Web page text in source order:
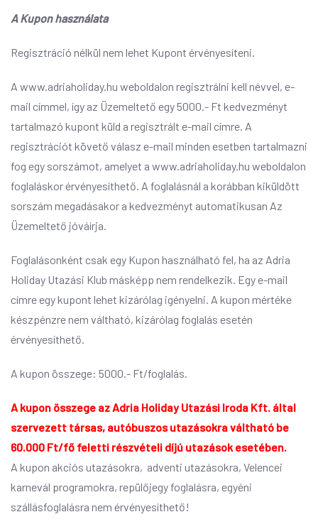
A Kupon használata
Regisztráció nélkül nem lehet Kupont érvényesíteni.
A www.adriaholiday.hu weboldalon regisztrálni kell névvel, e-
mail címmel, így az Üzemeltető egy 5000.- Ft kedvezményt
tartalmazó kupont küld a regisztrált e-mail címre. A
regisztrációt követő válasz e-mail minden esetben tartalmazni
fog egy sorszámot, amelyet a www.adriaholiday.hu weboldalon
foglaláskor érvényesíthető. A foglalásnál a korábban kiküldött
sorszám megadásakor a kedvezményt automatikusan Az
Üzemeltető jóváírja.
Foglalásonként csak egy Kupon használható fel, ha az Adria
Holiday Utazási Klub másképp nem rendelkezik. Egy e-mail
címre egy kupont lehet kizárólag igényelni. A kupon mértéke
készpénzre nem váltható, kizárólag foglalás esetén
érvényesíthető.
A kupon összege: 5000.- Ft/foglalás.
A kupon összege az Adria Holiday Utazási Iroda Kft. által
szervezett társas, autóbuszos utazásokra váltható be
60.000 Ft/fő feletti részvételi díjú utazások esetében.
A kupon akciós utazásokra, adventi utazásokra, Velencei
karnevál programokra, repülőjegy foglalásra, egyéni
szállásfoglalásra nem érvényesíthető!